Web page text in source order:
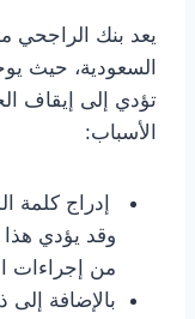
يعد بنك الراجحي
السعودية، حيث
تؤدي إلى إيقاف
الأسباب:
إدراج كلمة
وقد يؤدي هذا
من إجراءات
بالإضافة